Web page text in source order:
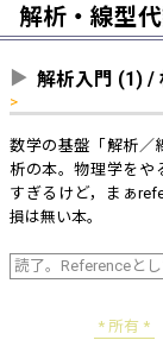
解析・線型
解析入門 (1) /
数学の基盤「解析／
析の本。物理学をや
すぎるけど，まぁ
損は無い本。
読了。Referenceとし
所有